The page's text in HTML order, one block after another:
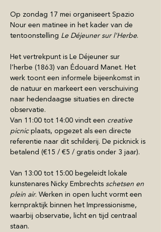
Op zondag 17 mei organiseert Spazio
Nour een matinee in het kader van de
tentoonstelling Le Déjeuner sur l'Herbe.
Het vertrekpunt is Le Déjeuner sur
l’herbe (1863) van Édouard Manet. Het
werk toont een informele bijeenkomst in
de natuur en markeert een verschuiving
naar hedendaagse situaties en directe
observatie.
Van 11:00 tot 14:00 vindt een creative
picnic plaats, opgezet als een directe
referentie naar dit schilderij. De picknick is
betalend (€15 / €5 / gratis onder 3 jaar).
Van 13:00 tot 15:00 begeleidt lokale
kunstenares Nicky Embrechts schetsen en
plein air. Werken in open lucht vormt een
kernpraktijk binnen het Impressionisme,
waarbij observatie, licht en tijd centraal
staan.